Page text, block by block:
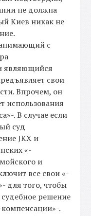
не должна
Киев никак не
с
являющийся
свои
Впрочем, он
использования
. В случае если
суд
JKX и
«-
и
все свои «-
для того, чтобы
решение
.